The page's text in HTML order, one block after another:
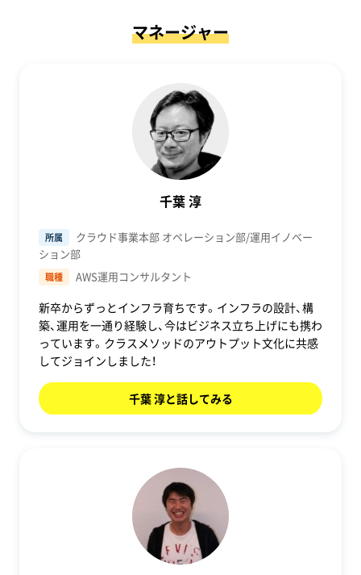
マネージャー
千葉 淳
所属
クラウド事業本部 オペレーション部/運用イノベー
ション部
職種 AWS運用コンサルタント
新卒からずっとインフラ育ちです。インフラの設計、構
築、運用を一通り経験し、今はビジネス立ち上げにも携わ
っています。クラスメソッドのアウトプット文化に共感
してジョインしました！
千葉 淳と話してみる